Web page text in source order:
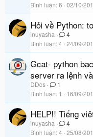
Bình luận 6 02/10/
Hỏi về Python:
inuyasha
4
Bình luận 4 24/09/
Gcat- python
server ra lệnh
DDos
1
Bình luận 1 16/09/
HELP!! Tiếng
inuyasha
4
Bình luận 4 25/08/